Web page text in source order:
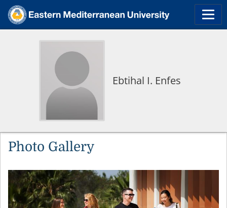
Ebtihal I. Enfes
Photo Gallery